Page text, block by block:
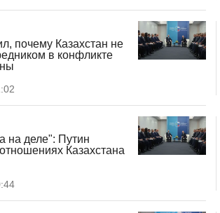
почему Казахстан не
в конфликте
на деле": Путин
Казахстана